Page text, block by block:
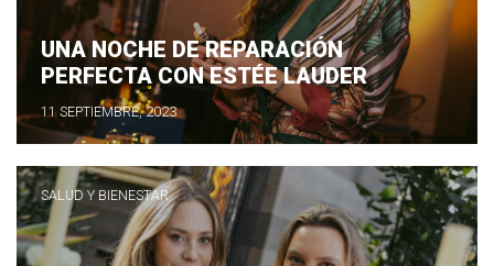
UNA NOCHE DE REPARACIÓN
PERFECTA CON ESTÉE LAUDER
11 SEPTIEMBRE, 2023
SALUD Y BIENESTAR